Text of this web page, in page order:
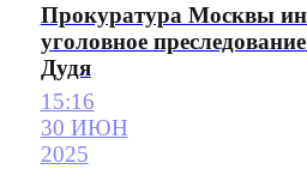
Прокуратура Москвы
уголовное
Дудя
15:16
30 ИЮН
2025